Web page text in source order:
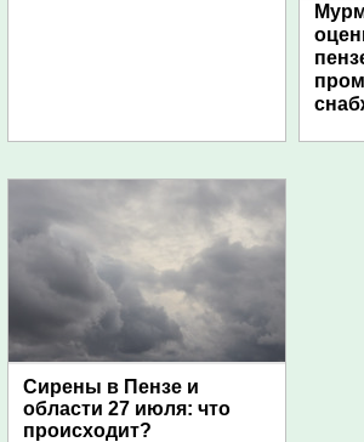
Сирены в Пензе и
области 27 июля: что
происходит?